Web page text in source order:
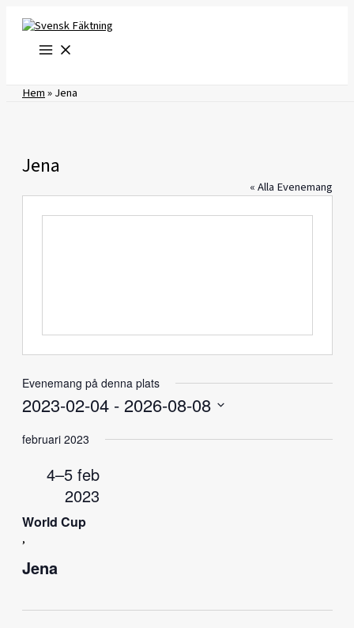
innehåll
Hem»Jena
Jena
« Alla Evenemang
Evenemang på denna plats
2023-02-04 - 2026-08-08
datum.
februari 2023
4–5 feb
2023
World Cup
,
Jena